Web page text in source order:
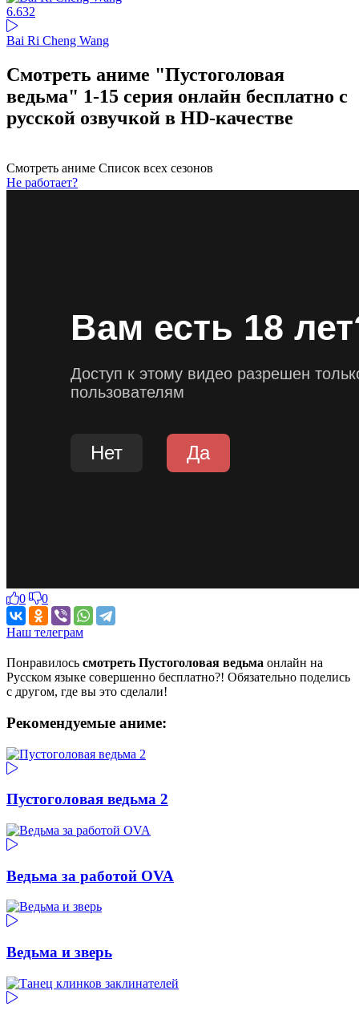
6.632
Bai Ri Cheng Wang
Смотреть аниме "Пустоголовая
ведьма" 1-15 серия онлайн бесплатно с
русской озвучкой в HD-качестве
Смотреть аниме Список всех сезонов
Не работает?
0 0
Наш телеграм
Понравилось смотреть Пустоголовая ведьма онлайн на
Русском языке совершенно бесплатно?! Обязательно поделись
с другом, где вы это сделали!
Рекомендуемые аниме:
Пустоголовая ведьма 2
Ведьма за работой OVA
Ведьма и зверь